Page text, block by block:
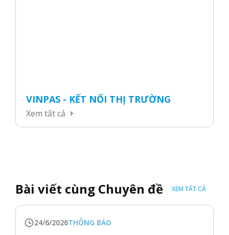
VINPAS - KẾT NỐI THỊ TRƯỜNG
Xem tất cả
Bài viết cùng Chuyên đề XEM TẤT CẢ
24/6/2026THÔNG BÁO